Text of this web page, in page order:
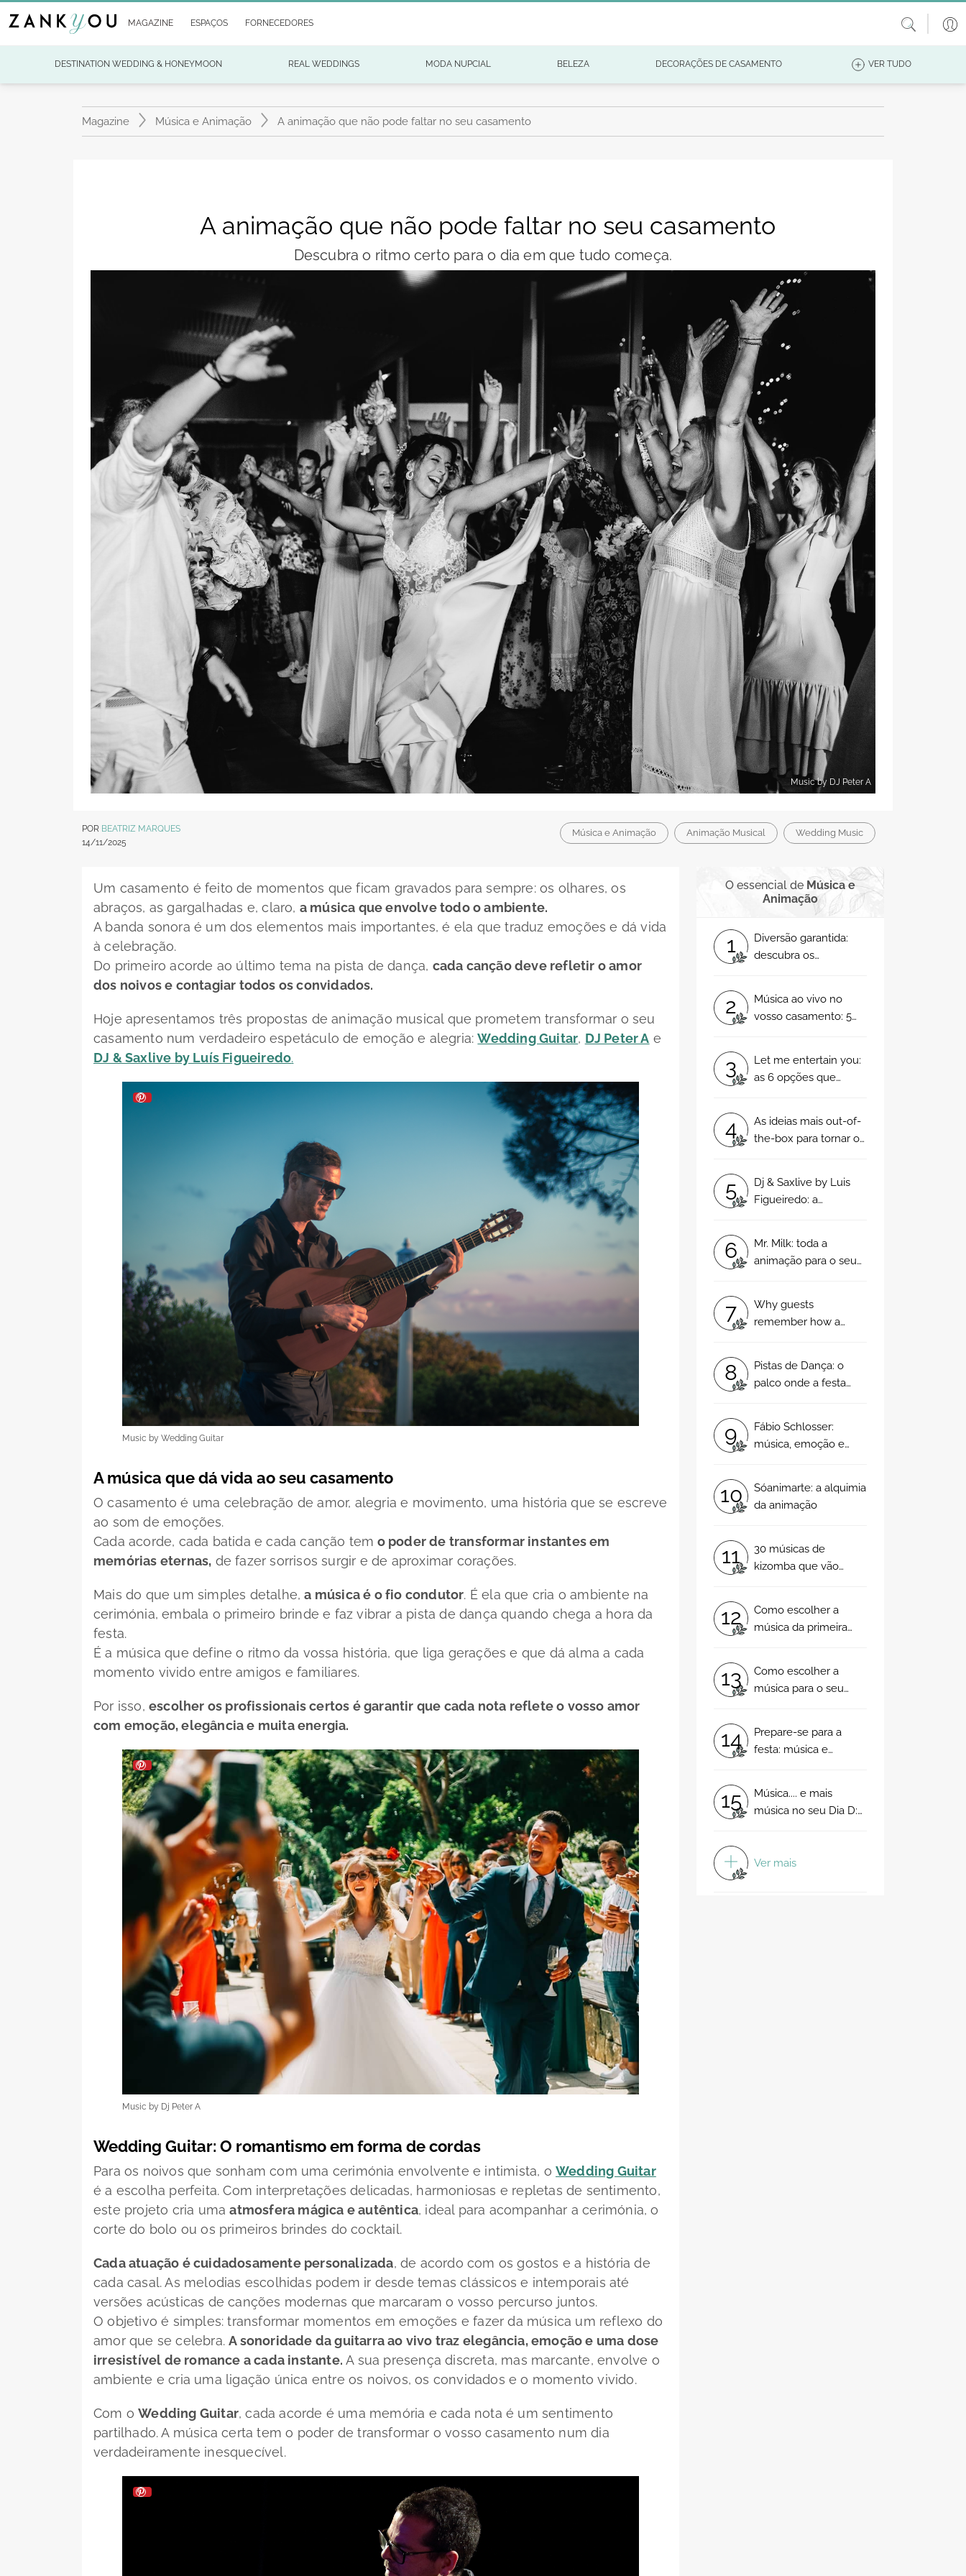
MAGAZINE ESPAÇOS FORNECEDORES
DESTINATION WEDDING & HONEYMOON REAL WEDDINGS MODA NUPCIAL BELEZA DECORAÇÕES DE CASAMENTO VER TUDO
Magazine Música e Animação A animação que não pode faltar no seu casamento
A animação que não pode faltar no seu casamento
Descubra o ritmo certo para o dia em que tudo começa.
Music by DJ Peter A
POR BEATRIZ MARQUES
14/11/2025
Música e Animação Animação Musical Wedding Music
Um casamento é feito de momentos que ficam gravados para sempre: os olhares, os
abraços, as gargalhadas e, claro, a música que envolve todo o ambiente.
A banda sonora é um dos elementos mais importantes, é ela que traduz emoções e dá vida
à celebração.
Do primeiro acorde ao último tema na pista de dança, cada canção deve refletir o amor
dos noivos e contagiar todos os convidados.
Hoje apresentamos três propostas de animação musical que prometem transformar o seu
casamento num verdadeiro espetáculo de emoção e alegria:Wedding Guitar, DJ Peter A e
DJ & Saxlive by Luís Figueiredo.
Music by Wedding Guitar
A música que dá vida ao seu casamento
O casamento é uma celebração de amor, alegria e movimento, uma história que se escreve
ao som de emoções.
Cada acorde, cada batida e cada canção tem o poder de transformar instantes em
memórias eternas, de fazer sorrisos surgir e de aproximar corações.
Mais do que um simples detalhe,a música é o fio condutor. É ela que cria o ambiente na
cerimónia, embala o primeiro brinde e faz vibrar a pista de dança quando chega a hora da
festa.
É a música que define o ritmo da vossa história, que liga gerações e que dá alma a cada
momento vivido entre amigos e familiares.
Por isso, escolher os profissionais certos é garantir que cada nota reflete o vosso amor
com emoção, elegância e muita energia.
Music by Dj Peter A
Wedding Guitar: O romantismo em forma de cordas
Para os noivos que sonham com uma cerimónia envolvente e intimista, o Wedding Guitar
é a escolha perfeita. Com interpretações delicadas, harmoniosas e repletas de sentimento,
este projeto cria umaatmosfera mágica e autêntica, ideal para acompanhar a cerimónia, o
corte do bolo ou os primeiros brindes do cocktail.
Cada atuação é cuidadosamente personalizada, de acordo com os gostos e a história de
cada casal. As melodias escolhidas podem ir desde temas clássicos e intemporais até
versões acústicas de canções modernas que marcaram o vosso percurso juntos.
O objetivo é simples: transformar momentos em emoções e fazer da música um reflexo do
amor que se celebra.A sonoridade da guitarra ao vivo traz elegância, emoção e uma dose
irresistível de romance a cada instante. A sua presença discreta, mas marcante, envolve o
ambiente e cria uma ligação única entre os noivos, os convidados e o momento vivido.
Com oWedding Guitar, cada acorde é uma memória e cada nota é um sentimento
partilhado. A música certa tem o poder de transformar o vosso casamento num dia
verdadeiramente inesquecível.
O essencial de Música e
Animação
1
Diversão garantida:
descubra os
casamento animada
toda a noite
2
Música ao vivo no
vosso casamento: 5
3
Let me entertain you:
as 6 opções que
4
As ideias mais out-of-
the-box para tornar o
5
Dj & Saxlive by Luis
Figueiredo: a
para o seu casamento!
6
Mr. Milk: toda a
animação para o seu
7
Why guests
remember how a
8
Pistas de Dança: o
palco onde a festa
9
Fábio Schlosser:
música, emoção e
10
Sóanimarte: a alquimia
da animação
11
30 músicas de
kizomba que vão
12
Como escolher a
música da primeira
13
Como escolher a
música para o seu
sentir o ritmo!
14
Prepare-se para a
festa: música e
momentos do seu dia
15
Música.... e mais
música no seu Dia D:
ritmos!
Ver mais